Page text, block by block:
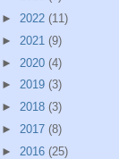
► 2022 (11)
► 2021 (9)
► 2020 (4)
► 2019 (3)
► 2018 (3)
► 2017 (8)
► 2016 (25)